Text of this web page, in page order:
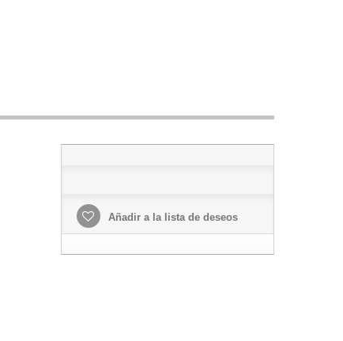
Añadir a la lista de deseos